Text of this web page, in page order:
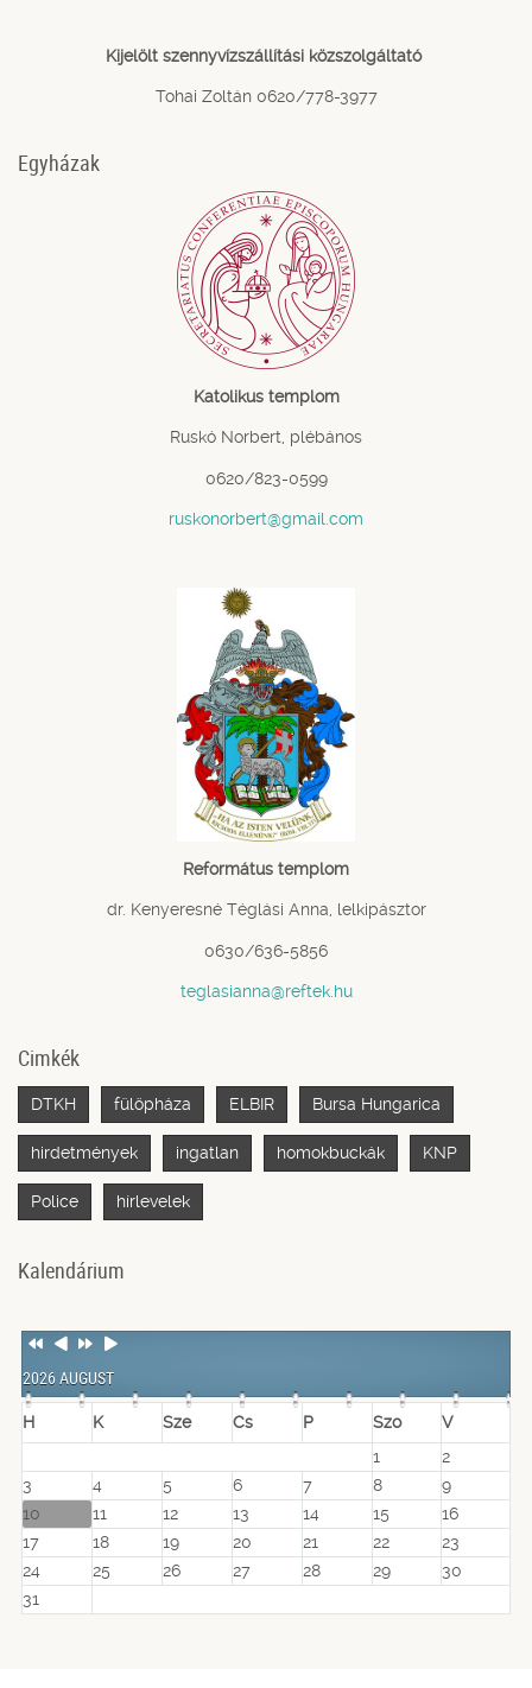
Kijelölt szennyvízszállítási közszolgáltató
Tohai Zoltán 0620/778-3977
Egyházak
Katolikus templom
Ruskó Norbert, plébános
0620/823-0599
ruskonorbert@gmail.com
Református templom
dr. Kenyeresné Téglási Anna, lelkipásztor
0630/636-5856
teglasianna@reftek.hu
Cimkék
DTKH fülöpháza ELBIR Bursa Hungarica
hirdetmények ingatlan homokbuckák KNP
Police hírlevelek
Kalendárium
Previous
Previous
NextNext
2026 AUGUST
H K Sze Cs P Szo
V
1
2
3
4 5 6 7 8
9
10
11 12 13 14 15
16
17
18 19 20 21 22
23
24
25 26 27 28 29
30
31